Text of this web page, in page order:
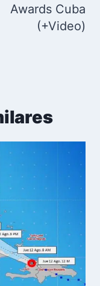
Awards Cuba
(+Video)